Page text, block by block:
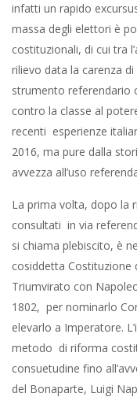
infatti un rapido
massa degli elettori è
costituzionali, di cui tra
rilievo data la carenza
strumento referendario
contro la classe al
recenti esperienze
2016, ma pure dalla
avvezza all’uso
La prima volta, dopo la
consultati in via
si chiama plebiscito, è
cosiddetta Costituzione
Triumvirato con
1802, per nominarlo
elevarlo a Imperatore.
metodo di riforma
consuetudine fino
del Bonaparte, Luigi